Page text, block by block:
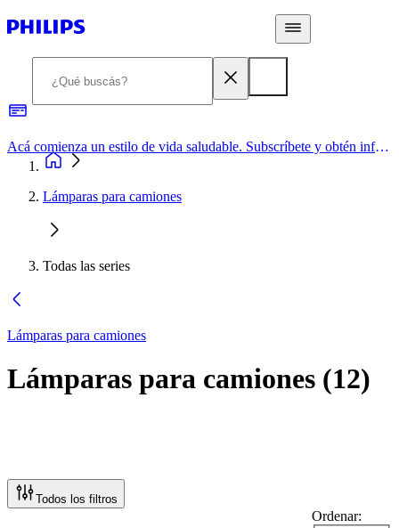
Acá comienza un estilo de vida saludable. Subscríbete y obtén información de primera mano
Lámparas para camiones
Todas las series
Lámparas para camiones
Lámparas para camiones (12)
Todos los filtros
Ordenar: